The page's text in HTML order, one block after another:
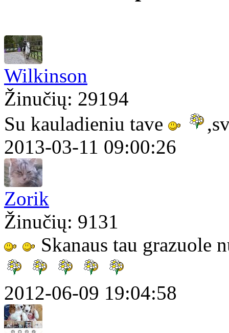
Wilkinson
Žinučių: 29194
Su kauladieniu tave
2013-03-11 09:00:26
Zorik
Žinučių: 9131
Skanaus tau grazuole
2012-06-09 19:04:58